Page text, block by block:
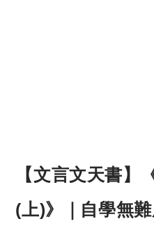
【文言文天書】
(上)》｜自學無